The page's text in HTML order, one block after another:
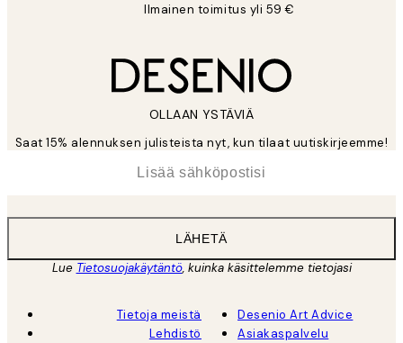
Ilmainen toimitus yli 59 €
OLLAAN YSTÄVIÄ
Saat 15% alennuksen julisteista nyt, kun tilaat uutiskirjeemme!
LÄHETÄ
Lue Tietosuojakäytäntö, kuinka käsittelemme tietojasi
Tietoja meistä
Lehdistö
Desenio Art Advice
Asiakaspalvelu